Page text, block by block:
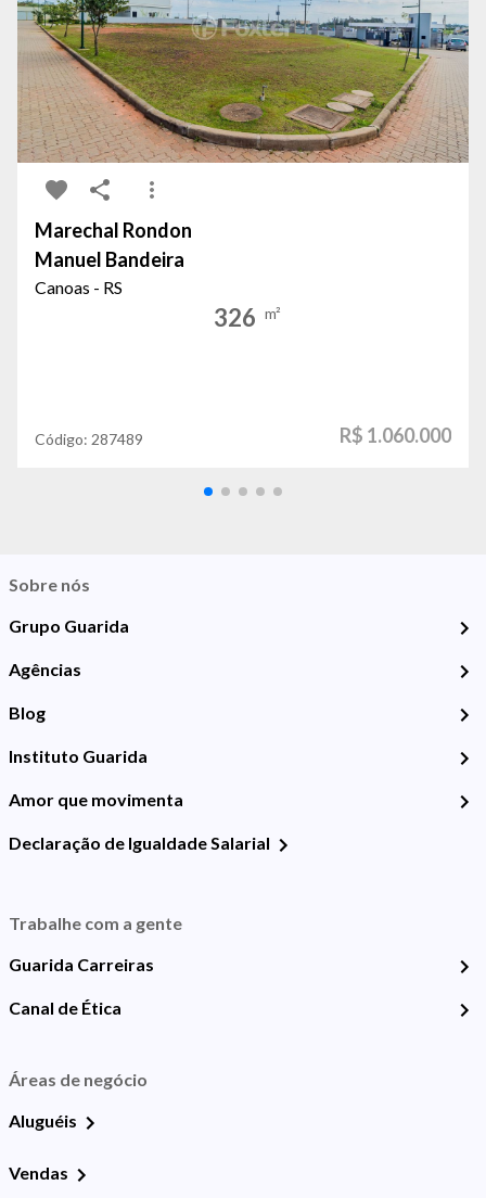
Marechal Rondon
Manuel Bandeira
Canoas - RS
326 m²
Código: 287489 R$ 1.060.000
Sobre nós
Grupo Guarida
Agências
Blog
Instituto Guarida
Amor que movimenta
Declaração de Igualdade Salarial
Trabalhe com a gente
Guarida Carreiras
Canal de Ética
Áreas de negócio
Aluguéis
Vendas